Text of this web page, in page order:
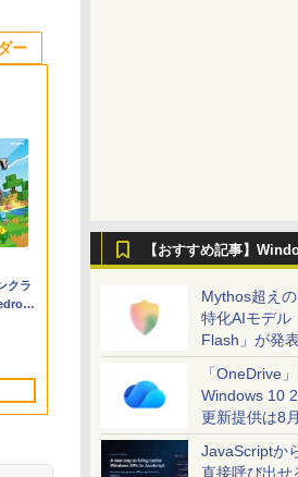
【おすすめ記事】
Mythos超え
特化AIモデル
Flash」が発表
「OneDrive
Windows 10
更新提供は8
JavaScriptか
直接呼び出せ
ン
キー
クラ
ー